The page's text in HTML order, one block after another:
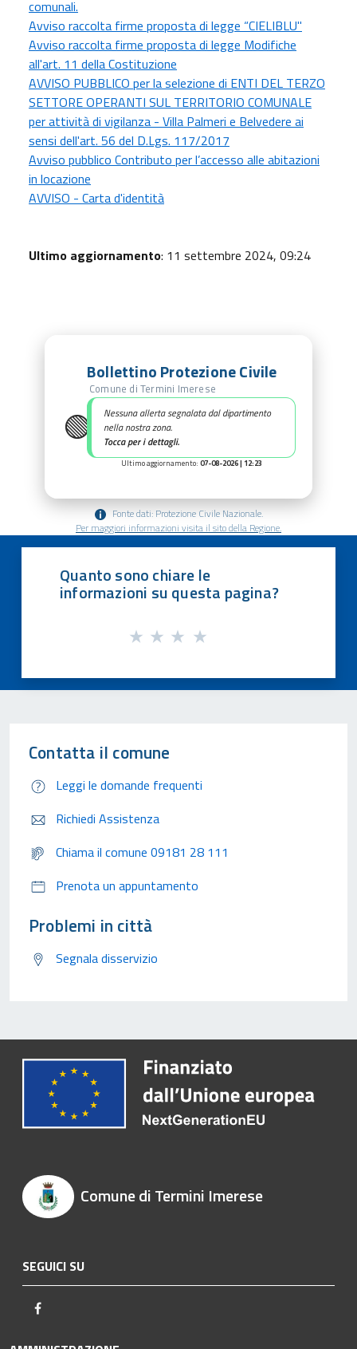
comunali.
Avviso raccolta firme proposta di legge “CIELIBLU"
Avviso raccolta firme proposta di legge Modifiche
all'art. 11 della Costituzione
AVVISO PUBBLICO per la selezione di ENTI DEL TERZO
SETTORE OPERANTI SUL TERRITORIO COMUNALE
per attività di vigilanza - Villa Palmeri e Belvedere ai
sensi dell'art. 56 del D.Lgs. 117/2017
Avviso pubblico Contributo per l’accesso alle abitazioni
in locazione
AVVISO - Carta d'identità
Ultimo aggiornamento: 11 settembre 2024, 09:24
🟢
Bollettino Protezione Civile
Comune di Termini Imerese
Nessuna allerta segnalata dal dipartimento
nella nostra zona.
Tocca per i dettagli.
Ultimo aggiornamento: 07-08-2026 | 12:23
Fonte dati: Protezione Civile Nazionale.
Per maggiori informazioni visita il sito della Regione.
Quanto sono chiare le
informazioni su questa pagina?
Contatta il comune
Leggi le domande frequenti
Richiedi Assistenza
Chiama il comune 09181 28 111
Prenota un appuntamento
Problemi in città
Segnala disservizio
Comune di Termini Imerese
SEGUICI SU